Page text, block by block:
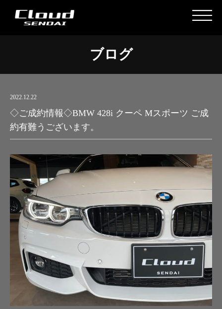
ブログ
2022.12.22
◇ご成約情報◇BMW 428i クーペ Mスポーツ ご成
約有難うございます。